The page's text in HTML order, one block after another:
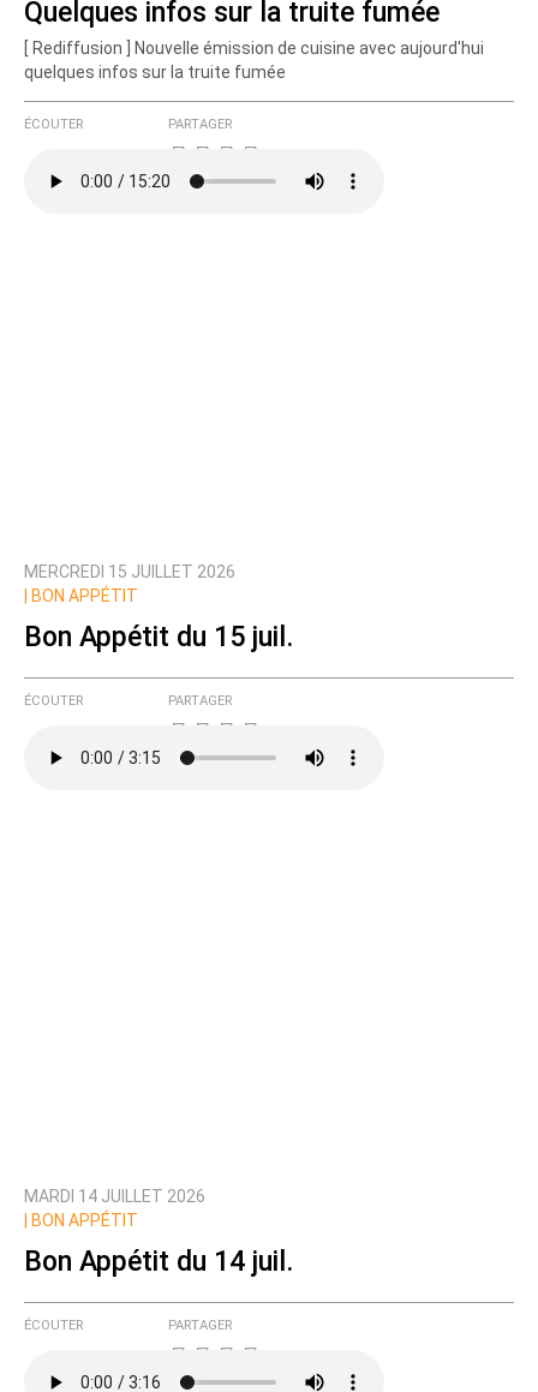
Quelques infos sur la truite fumée
[ Rediffusion ] Nouvelle émission de cuisine avec aujourd'hui
quelques infos sur la truite fumée
ÉCOUTER PARTAGER
MERCREDI 15 JUILLET 2026
BON APPÉTIT
Bon Appétit du 15 juil.
ÉCOUTER PARTAGER
MARDI 14 JUILLET 2026
BON APPÉTIT
Bon Appétit du 14 juil.
ÉCOUTER PARTAGER